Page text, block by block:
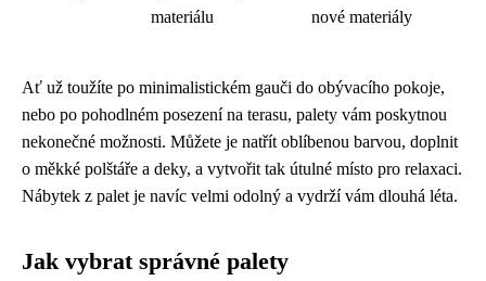
materiálu
nové materiály
Ať už toužíte po minimalistickém gauči do obývacího pokoje,
nebo po pohodlném posezení na terasu, palety vám poskytnou
nekonečné možnosti. Můžete je natřít oblíbenou barvou, doplnit
o měkké polštáře a deky, a vytvořit tak útulné místo pro relaxaci.
Nábytek z palet je navíc velmi odolný a vydrží vám dlouhá léta.
Jak vybrat správné palety